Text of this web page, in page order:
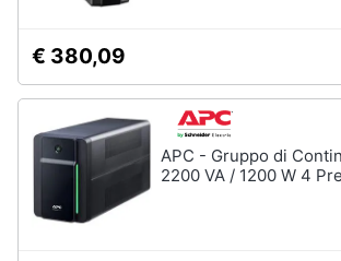
Arredo
Brico
€ 380,09
APC - Gruppo di
2200 VA / 1200 W 4